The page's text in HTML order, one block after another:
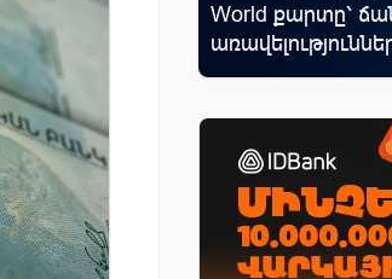
լուծումների
World քարտը՝